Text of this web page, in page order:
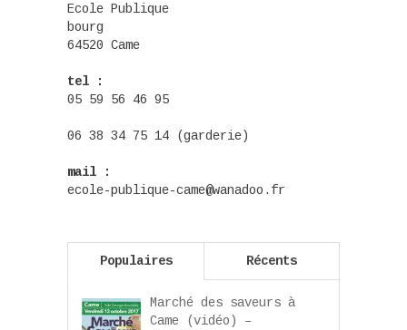
Ecole Publique
bourg
64520 Came
tel :
05 59 56 46 95
06 38 34 75 14 (garderie)
mail :
ecole-publique-came@wanadoo.fr
Populaires Récents
Marché des saveurs à
Came (vidéo) –